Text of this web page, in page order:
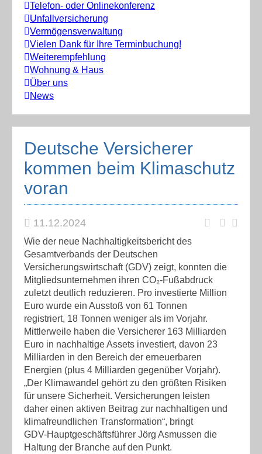
Telefon- oder Onlinekonferenz
Unfallversicherung
Vermögensverwaltung
Vielen Dank für Ihre Terminbuchung!
Weiterempfehlung
Wohnung & Haus
Über uns
News
Deutsche Versicherer
kommen beim Klimaschutz
voran
11.12.2024
Wie der neue Nachhaltigkeitsbericht des
Gesamtverbands der Deutschen
Versicherungswirtschaft (GDV) zeigt, konnten die
Mitgliedsunternehmen ihren CO₂-Fußabdruck
zuletzt deutlich reduzieren. Pro investierte Million
Euro wurde ein Ausstoß von 61 Tonnen
registriert, 18 Tonnen weniger als im Vorjahr.
Mittlerweile haben die Versicherer 163 Milliarden
Euro in nachhaltige Assets investiert, davon 23
Milliarden in den Bereich der erneuerbaren
Energien (plus 4 Milliarden gegenüber Vorjahr).
„Der Klimawandel gehört zu den größten Risiken
für unsere Sicherheit. Versicherungen leisten
daher einen aktiven Beitrag zur nachhaltigen und
klimafreundlichen Transformation“, bringt
GDV-Hauptgeschäftsführer Jörg Asmussen die
Haltung der Branche auf den Punkt.